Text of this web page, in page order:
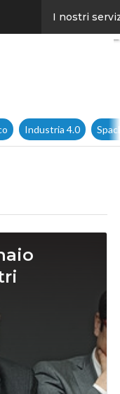
I nostri
Industria 4.0